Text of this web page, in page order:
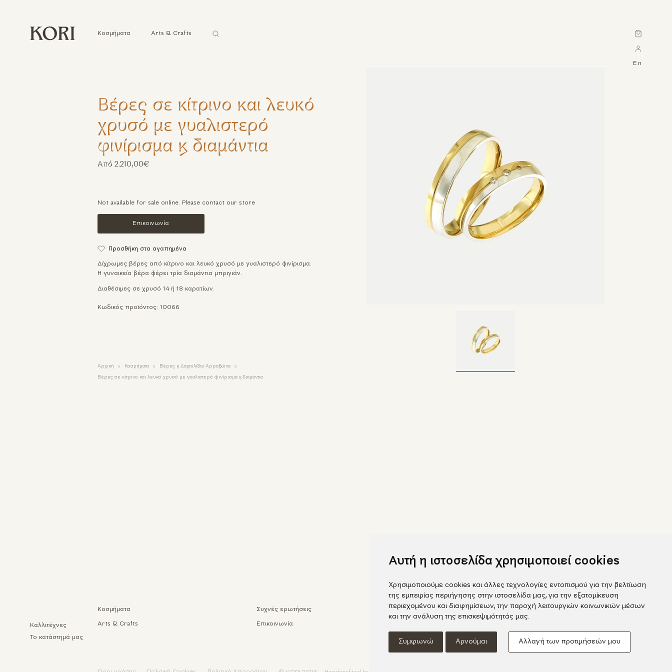
Αυτή η ιστοσελίδα χρησιμοποιεί cookies
Χρησιμοποιούμε cookies και άλλες τεχνολογίες εντοπισμού για την βελτίωση
της εμπειρίας περιήγησης στην ιστοσελίδα μας, για την εξατομίκευση
περιεχομένου και διαφημίσεων, την παροχή λειτουργιών κοινωνικών μέσων
και την ανάλυση της επισκεψιμότητάς μας.
Συμφωνώ Αρνούμαι Αλλαγή των προτιμήσεών μου
Cart
En
Καλλιτέχνες
Το κατάστημά μας
Κοσμήματα Arts & Crafts
Αναζήτηση
Βέρες σε κίτρινο και λευκό
χρυσό με γυαλιστερό
φινίρισμα & διαμάντια
Από 2.210,00€
Not available for sale online. Please contact our store
Επικοινωνία
Προσθήκη στα αγαπημένα
Δίχρωμες βέρες από κίτρινο και λευκό χρυσό με γυαλιστερό φινίρισμα.
Η γυναικεία βέρα φέρει τρία διαμάντια μπριγιάν.
Διαθέσιμες σε χρυσό 14 ή 18 καρατίων.
Κωδικός προϊόντος: 10066
Αρχική Κοσμήματα Βέρες & Δαχτυλίδια Αρραβώνα
Βέρες σε κίτρινο και λευκό χρυσό με γυαλιστερό φινίρισμα & διαμάντια
Κοσμήματα
Arts & Crafts
Συχνές ερωτήσεις
Επικοινωνία
Facebook